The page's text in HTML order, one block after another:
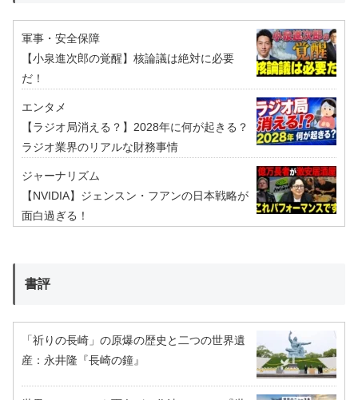
軍事・安全保障
【小泉進次郎の覚醒】核論議は絶対に必要
だ！
エンタメ
【ラジオ局消える？】2028年に何が起きる？
ラジオ業界のリアルな財務事情
ジャーナリズム
【NVIDIA】ジェンスン・フアンの日本戦略が
面白過ぎる！
書評
「祈りの長崎」の原爆の歴史と二つの世界遺
産：永井隆『長崎の鐘』